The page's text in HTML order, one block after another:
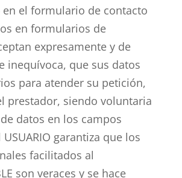
en el formulario de contacto
en formularios de
expresamente y de
inequívoca, que sus datos
para atender su petición,
prestador, siendo voluntaria
datos en los campos
garantiza que los
facilitados al
son veraces y se hace